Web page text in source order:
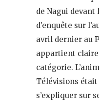
de Nagui
d’enquête sur
avril dernier au
appartient
catégorie.
Télévisions
s’expliquer sur